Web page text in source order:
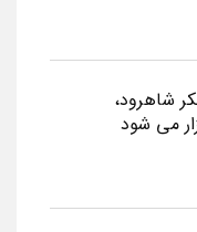
شاهرود،